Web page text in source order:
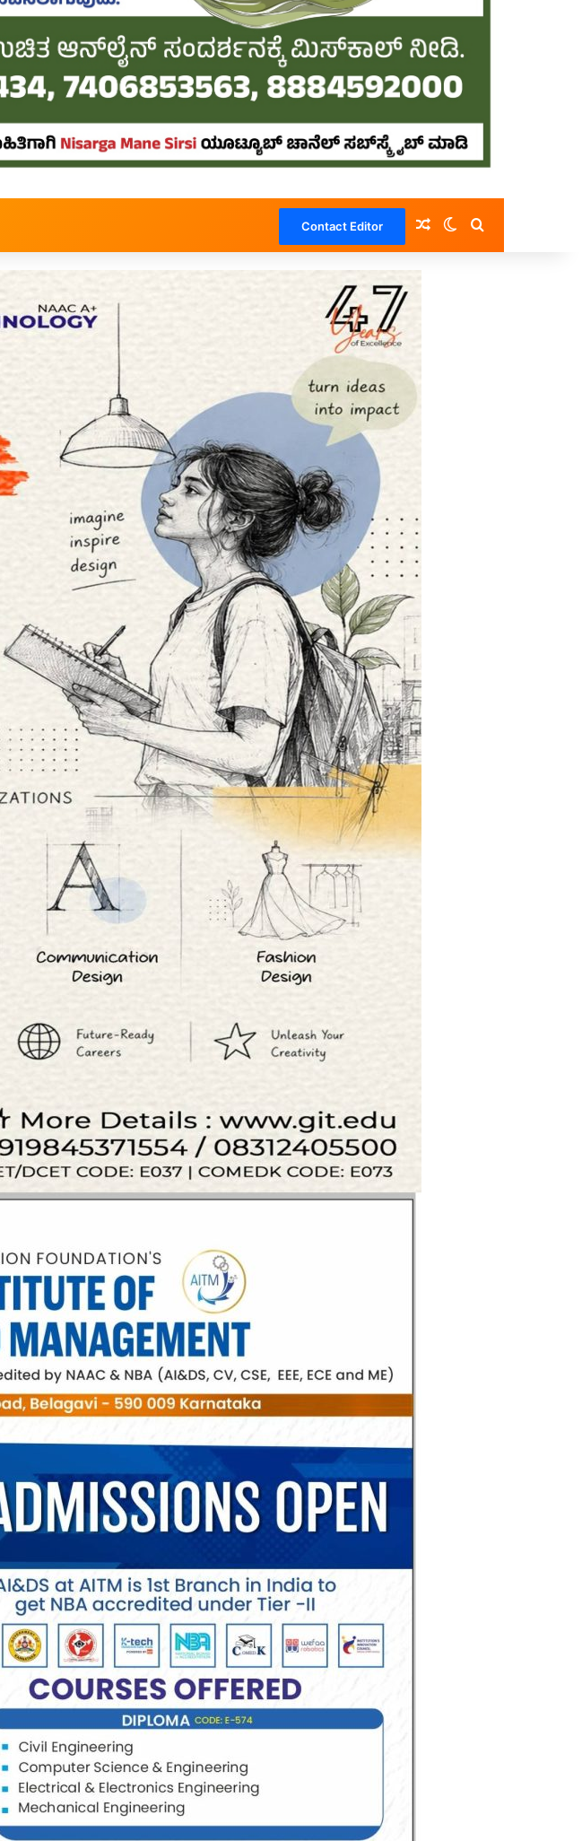
Contact Editor Random Article
Switch skin
Search for